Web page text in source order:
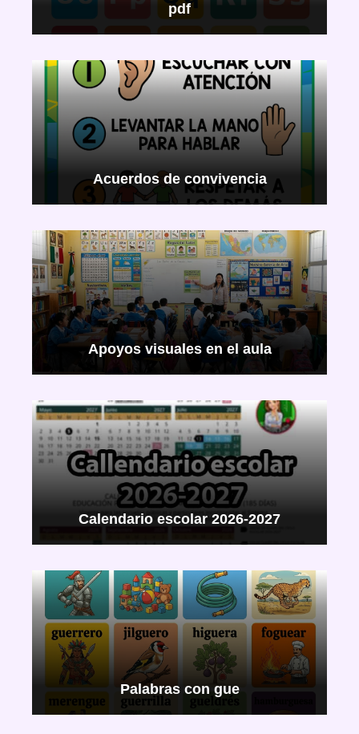
pdf
Acuerdos de convivencia
Apoyos visuales en el aula
Calendario escolar 2026-2027
Palabras con gue